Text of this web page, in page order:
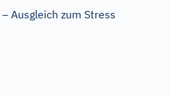
Ausgleich zum Stress